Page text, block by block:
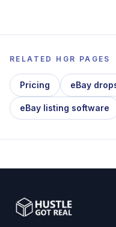
RELATED HGR PAGES
Pricing eBay
eBay listing software